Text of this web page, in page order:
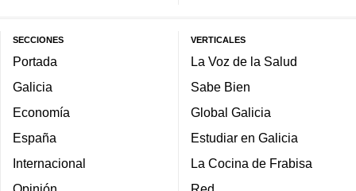
SECCIONES
Portada
Galicia
Economía
España
Internacional
VERTICALES
La Voz de la Salud
Sabe Bien
Global Galicia
Estudiar en Galicia
La Cocina de Frabisa